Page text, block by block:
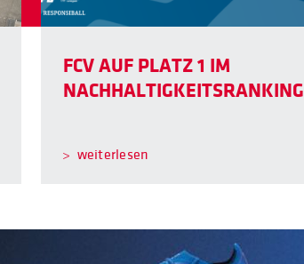
FCV AUF PLATZ 1 IM
NACHHALTIGKEITSRANKING
weiterlesen